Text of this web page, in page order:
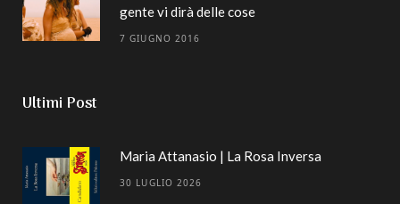
gente vi dirà delle cose
7 GIUGNO 2016
Ultimi Post
Maria Attanasio | La Rosa Inversa
30 LUGLIO 2026